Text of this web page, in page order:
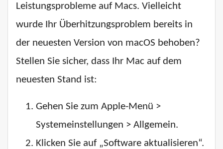
Leistungsprobleme auf Macs. Vielleicht
wurde Ihr Überhitzungsproblem bereits in
der neuesten Version von macOS behoben?
Stellen Sie sicher, dass Ihr Mac auf dem
neuesten Stand ist:
Gehen Sie zum Apple-Menü >
Systemeinstellungen > Allgemein.
Klicken Sie auf „Software aktualisieren“.